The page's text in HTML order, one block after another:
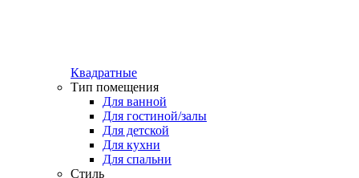
Квадратные
Тип помещения
Для ванной
Для гостиной/залы
Для детской
Для кухни
Для спальни
Стиль